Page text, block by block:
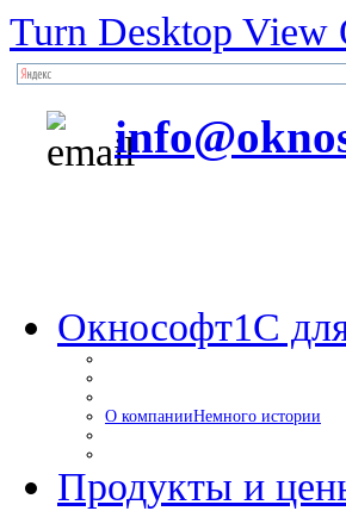
Turn Desktop View
Окнософт1С
О компанииНемного истории
Продукты и